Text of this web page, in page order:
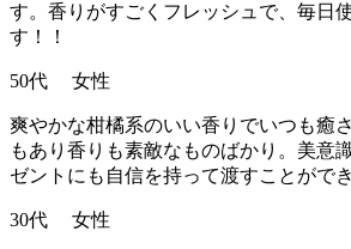
す。香りがすごくフレッシュで、毎日
す！！
50代 女性
爽やかな柑橘系のいい香りでいつも癒
もあり香りも素敵なものばかり。美意
ゼントにも自信を持って渡すことができ
30代 女性